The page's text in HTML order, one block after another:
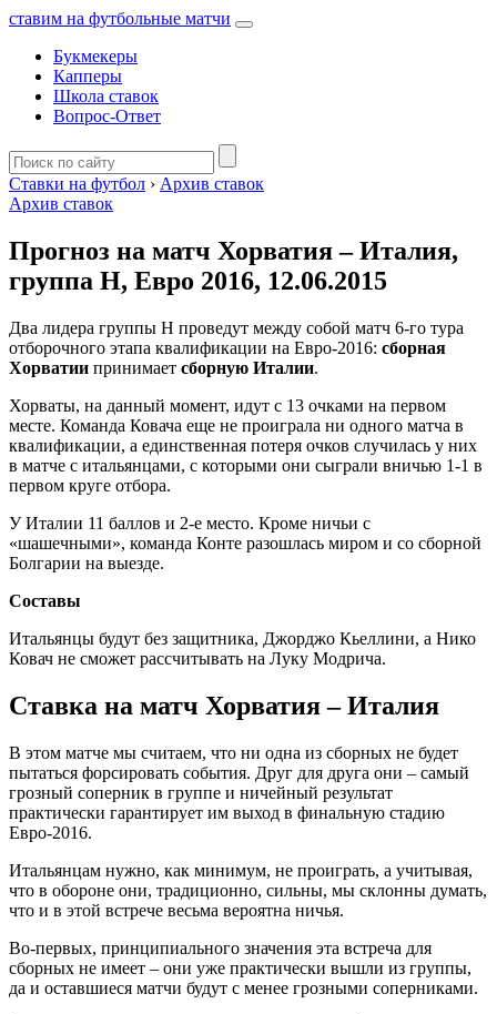
ставим на футбольные матчи
Букмекеры
Капперы
Школа ставок
Вопрос-Ответ
Ставки на футбол › Архив ставок
Архив ставок
Прогноз на матч Хорватия – Италия,
группа H, Евро 2016, 12.06.2015
Два лидера группы H проведут между собой матч 6-го тура
отборочного этапа квалификации на Евро-2016: сборная
Хорватии принимает сборную Италии.
Хорваты, на данный момент, идут с 13 очками на первом
месте. Команда Ковача еще не проиграла ни одного матча в
квалификации, а единственная потеря очков случилась у них
в матче с итальянцами, с которыми они сыграли вничью 1-1 в
первом круге отбора.
У Италии 11 баллов и 2-е место. Кроме ничьи с
«шашечными», команда Конте разошлась миром и со сборной
Болгарии на выезде.
Составы
Итальянцы будут без защитника, Джорджо Кьеллини, а Нико
Ковач не сможет рассчитывать на Луку Модрича.
Ставка на матч Хорватия – Италия
В этом матче мы считаем, что ни одна из сборных не будет
пытаться форсировать события. Друг для друга они – самый
грозный соперник в группе и ничейный результат
практически гарантирует им выход в финальную стадию
Евро-2016.
Итальянцам нужно, как минимум, не проиграть, а учитывая,
что в обороне они, традиционно, сильны, мы склонны думать,
что и в этой встрече весьма вероятна ничья.
Во-первых, принципиального значения эта встреча для
сборных не имеет – они уже практически вышли из группы,
да и оставшиеся матчи будут с менее грозными соперниками.